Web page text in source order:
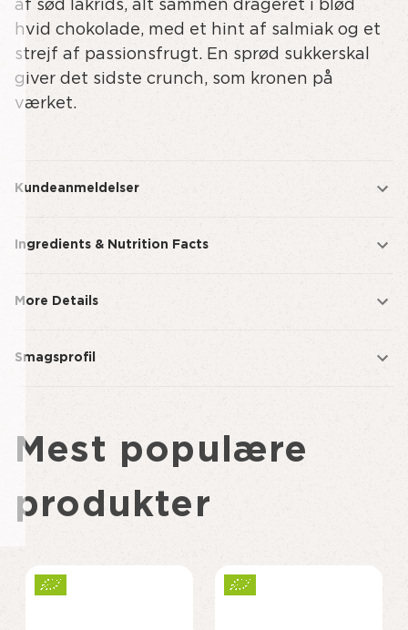
af sød lakrids, alt sammen drageret i blød
hvid chokolade, med et hint af salmiak og et
strejf af passionsfrugt. En sprød sukkerskal
giver det sidste crunch, som kronen på
værket.
Kundeanmeldelser
Ingredients & Nutrition Facts
More Details
Smagsprofil
Mest populære
produkter